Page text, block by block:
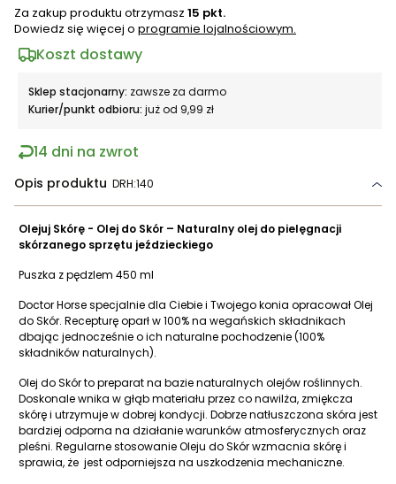
Za zakup produktu otrzymasz 15 pkt.
Dowiedz się więcej o programie lojalnościowym.
Koszt dostawy
Sklep stacjonarny: zawsze za darmo
Kurier/punkt odbioru: już od 9,99 zł
14 dni na zwrot
Opis produktu DRH:140
Olejuj Skórę - Olej do Skór – Naturalny olej do pielęgnacji
skórzanego sprzętu jeździeckiego
Puszka z pędzlem 450 ml
Doctor Horse specjalnie dla Ciebie i Twojego konia opracował Olej
do Skór. Recepturę oparł w 100% na wegańskich składnikach
dbając jednocześnie o ich naturalne pochodzenie (100%
składników naturalnych).
Olej do Skór to preparat na bazie naturalnych olejów roślinnych.
Doskonale wnika w głąb materiału przez co nawilża, zmiękcza
skórę i utrzymuje w dobrej kondycji. Dobrze natłuszczona skóra jest
bardziej odporna na działanie warunków atmosferycznych oraz
pleśni. Regularne stosowanie Oleju do Skór wzmacnia skórę i
sprawia, że jest odporniejsza na uszkodzenia mechaniczne.